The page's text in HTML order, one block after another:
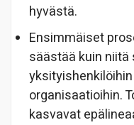
hyvästä.
Ensimmäiset
säästää kuin niitä
organisaatioihin.
kasvavat